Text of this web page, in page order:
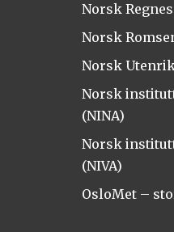
Norsk
Norsk
Norsk
Norsk
(NINA)
Norsk
(NIVA)
OsloMet –